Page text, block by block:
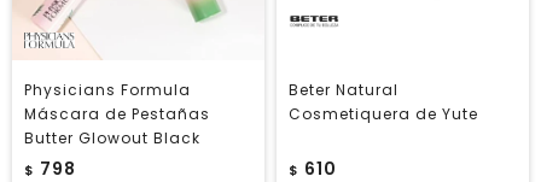
Physicians Formula
Máscara de Pestañas
Butter Glowout Black
$ 798
Beter Natural
Cosmetiquera de Yute
$ 610